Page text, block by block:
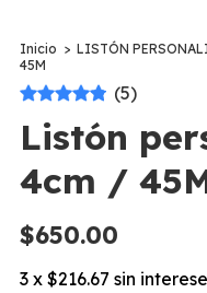
Inicio > LISTÓN
45M
(5)
Listón
4cm /
$650.00
3 x $216.67 sin